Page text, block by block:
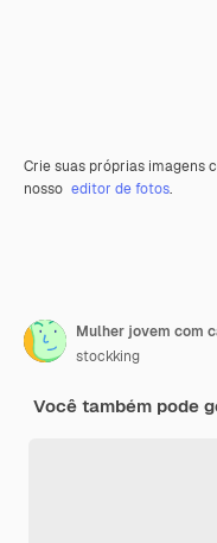
Crie suas próprias imagens
nosso editor de fotos.
stockking
Você também pode